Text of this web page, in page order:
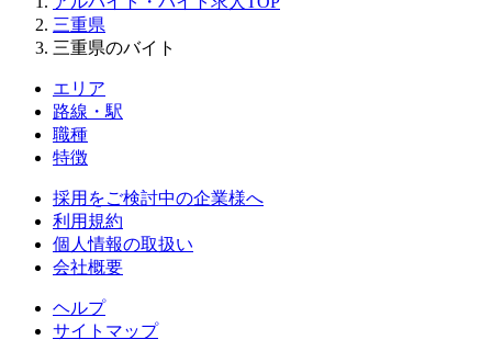
三重県
三重県のバイト
エリア
路線・駅
職種
特徴
採用をご検討中の企業様へ
利用規約
個人情報の取扱い
会社概要
ヘルプ
サイトマップ